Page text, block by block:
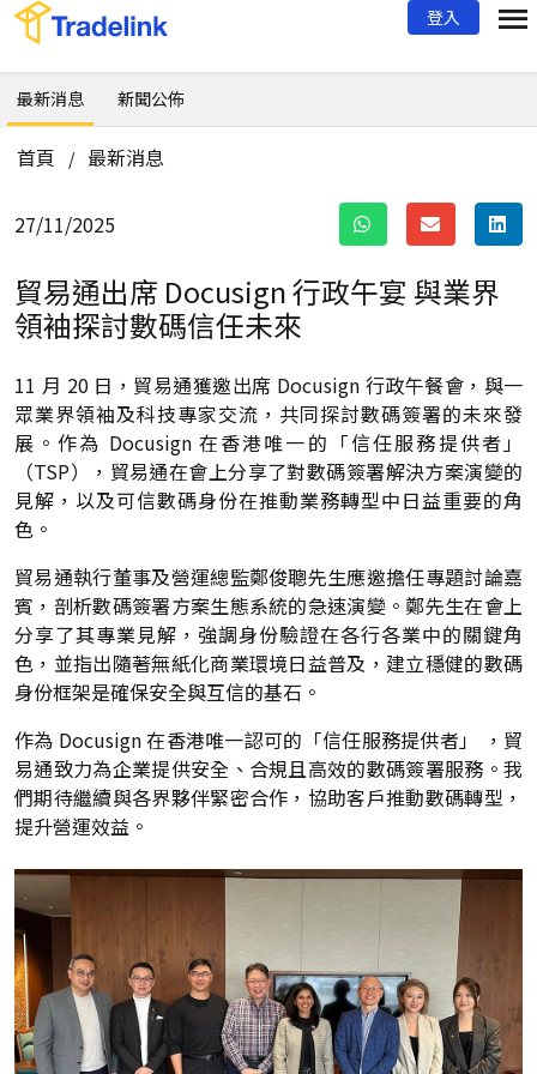
登入
最新消息 新聞公佈
首頁 / 最新消息
27/11/2025
貿易通出席 Docusign 行政午宴 與業界
領袖探討數碼信任未來
11 月 20 日，貿易通獲邀出席 Docusign 行政午餐會，與一
眾業界領袖及科技專家交流，共同探討數碼簽署的未來發
展。作為 Docusign 在香港唯一的「信任服務提供者」
（TSP），貿易通在會上分享了對數碼簽署解決方案演變的
見解，以及可信數碼身份在推動業務轉型中日益重要的角
色。
貿易通執行董事及營運總監鄭俊聰先生應邀擔任專題討論嘉
賓，剖析數碼簽署方案生態系統的急速演變。鄭先生在會上
分享了其專業見解，強調身份驗證在各行各業中的關鍵角
色，並指出隨著無紙化商業環境日益普及，建立穩健的數碼
身份框架是確保安全與互信的基石。
作為 Docusign 在香港唯一認可的「信任服務提供者」 ，貿
易通致力為企業提供安全、合規且高效的數碼簽署服務。我
們期待繼續與各界夥伴緊密合作，協助客戶推動數碼轉型，
提升營運效益。